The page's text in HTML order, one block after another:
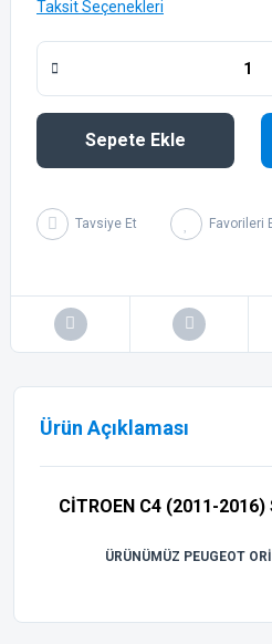
Taksit Seçenekleri
Sepete Ekle
Tavsiye Et
Ürün Açıklaması
CİTROEN C4 (2011-2016)
ÜRÜNÜMÜZ PEUGEOT